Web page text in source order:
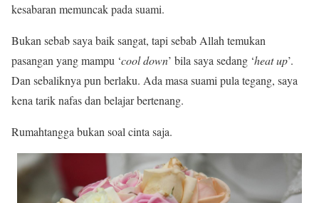
kesabaran memuncak pada suami.
Bukan sebab saya baik sangat, tapi sebab Allah temukan
pasangan yang mampu ‘cool down’ bila saya sedang ‘heat up’.
Dan sebaliknya pun berlaku. Ada masa suami pula tegang, saya
kena tarik nafas dan belajar bertenang.
Rumahtangga bukan soal cinta saja.